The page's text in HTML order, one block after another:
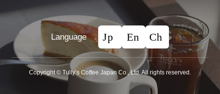
Language
Copyright © Tullyʼs Coffee Japan Co., Ltd. All rights reserved.